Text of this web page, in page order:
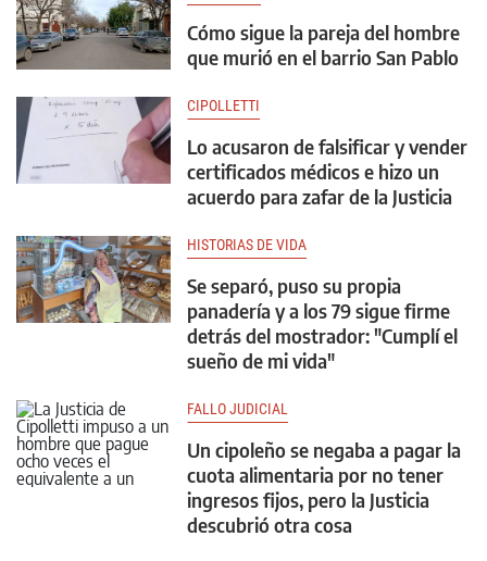
Cómo sigue la pareja del hombre
que murió en el barrio San Pablo
CIPOLLETTI
Lo acusaron de falsificar y vender
certificados médicos e hizo un
acuerdo para zafar de la Justicia
HISTORIAS DE VIDA
Se separó, puso su propia
panadería y a los 79 sigue firme
detrás del mostrador: "Cumplí el
sueño de mi vida"
FALLO JUDICIAL
Un cipoleño se negaba a pagar la
cuota alimentaria por no tener
ingresos fijos, pero la Justicia
descubrió otra cosa